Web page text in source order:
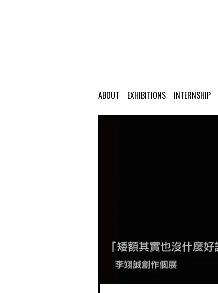
ABOUT EXHIBITIONS INTERNSHIP